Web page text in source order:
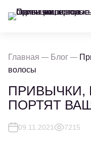
Главная Блог
волосы
ПРИВЫЧКИ,
ПОРТЯТ
09.11.2021 7215